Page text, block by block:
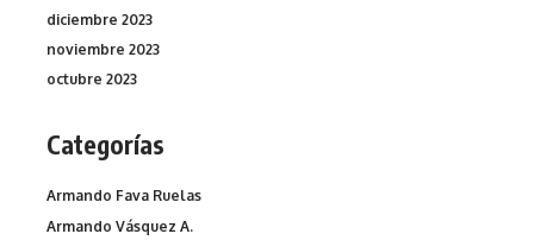
diciembre 2023
noviembre 2023
octubre 2023
Categorías
Armando Fava Ruelas
Armando Vásquez A.